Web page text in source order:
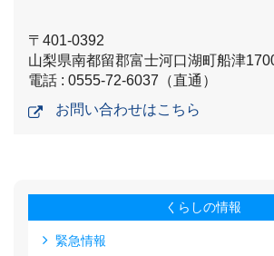
〒401-0392
山梨県南都留郡富士河口湖町船津
電話 : 0555-72-6037（直通）
お問い合わせはこちら
くらしの情報
緊急情報